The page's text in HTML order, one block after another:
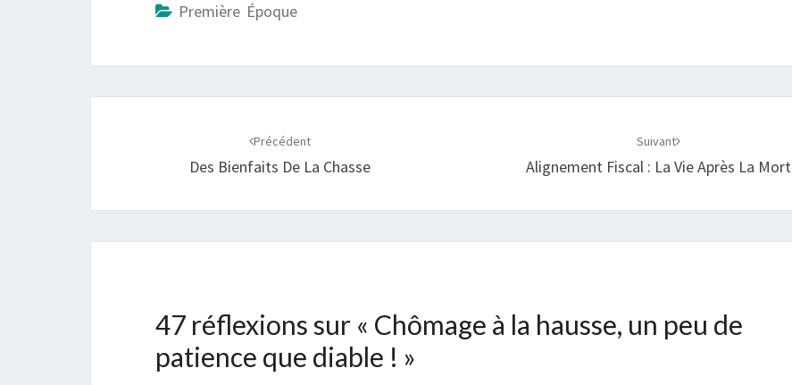
Première Époque
Précédent
Des Bienfaits De La Chasse
Suivant
Alignement Fiscal : La Vie Après La Mort
47 réflexions sur « Chômage à la hausse, un peu de
patience que diable ! »